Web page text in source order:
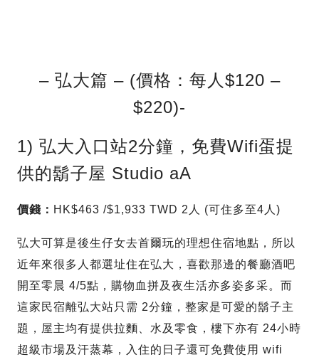
– 弘大篇 – (價格：每人$120 –
$220)-
1) 弘大入口站2分鐘，免費Wifi蛋提
供的鬍子屋 Studio aA
價錢： HK$463 /$1,933 TWD 2人 (可住多至4人)
弘大可算是後生仔女去首爾玩的理想住宿地點，所以
近年來很多人都選址住在弘大，喜歡那邊的餐廳酒吧
開至零晨 4/5點，購物血拼及夜生活亦多姿多采。而
這家民宿離弘大站只需 2分鐘，整家是可愛的鬍子主
題，屋主均有提供拉麵、水及零食，樓下亦有 24小時
超級市場及汗蒸幕，入住的日子還可免費使用 wifi